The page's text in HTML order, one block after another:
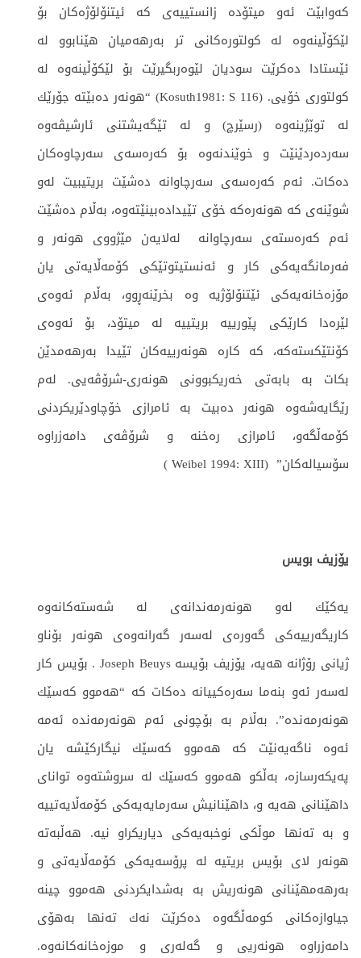
کەوابێت ئەو میتۆدە زانستییەی کە ئیتنۆلۆژەکان بۆ
لێکۆڵینەوە لە کولتورەکانی تر بەرهەمیان هێنابوو لە
ئێستادا دەکرێت سودیان لێوەربگیرێت بۆ لێکۆڵینەوە لە
کولتوری خۆیی. (Kosuth1981: S 116) “هونەر دەبێتە جۆرێك
لە توێژینەوە (رسێرچ) و لە تێگەیشتنی ئارشیڤەوە
سەردەردێنێت و خوێندنەوە بۆ كەرەسەی سەرچاوەكان
دەكات. ئەم كەرەسەی سەرچاوانە دەشێت بریتیبیت لەو
شوێنەی كە هونەرەکە خۆی تێیدادەبینێتەوە، بەڵام دەشێت
ئەم كەرەستەی سەرچاوانە لەلایەن مێژووی هونەر و
فەرمانگەیەکی كار و ئەنستیتوتێکی کۆمەڵایەتی یان
مۆزەخانەیەكی ئێتنۆلۆژیە وە بخرێنەڕوو، بەڵام ئەوەی
لێرەدا كارێكی پێورییە بریتییە لە میتۆد، بۆ ئەوەی
كۆنتێكستەكە، كە کارە هونەرییەكان تێیدا بەرهەمدێن
بكات بە بابەتی خەریكبوونی هونەری-شرۆڤەیی. لەم
رێگایەشەوە هونەر دەبیت بە ئامرازی خۆچاودێریكردنی
كۆمەڵگەو، ئامرازی رەخنە و شرۆڤەی دامەزراوە
سۆسیالەكان” (Weibel 1994: XIII )
یۆزیف بویس
یەكێك لەو هونەرمەندانەی لە شەستەكانەوە
كاریگەرییەكی گەورەی لەسەر گەرانەوەی هونەر بۆناو
ژیانی رۆژانە هەیە، یۆزیف بۆیسە Joseph Beuys . بۆیس کار
لەسەر ئەو بنەما سەرەكییانە دەکات كە “هەموو كەسێك
هونەرمەندە”. بەڵام بە بۆچونی ئەم هونەرمەندە ئەمە
ئەوە ناگەیەنێت كە هەموو كەسێك نیگاركێشە یان
پەیكەرسازە، بەڵكو هەموو كەسێك لە سروشتەوە توانای
داهێنانی هەیە و، داهێنانیش سەرمایەیەكی كۆمەڵایەتییە
و بە تەنها موڵكی نوخبەیەكی دیاریکراو نیە. هەڵبەتە
هونەر لای بۆیس بریتیە لە پرۆسەیەكی كۆمەڵایەتی و
بەرهەمهێنانی هونەریش بە بەشدایكردنی هەموو چینە
جیاوازەكانی كومەڵگەوە دەکرێت نەك تەنها بەهۆی
دامەزراوە هونەریی و گەلەری و موزەخانەکانەوە.